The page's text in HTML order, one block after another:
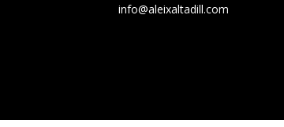
info@aleixaltadill.com